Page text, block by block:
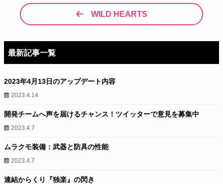
WILD HEARTS
最新記事一覧
2023年4月13日のアップデート内容
2023.4.14
開発チームへ声を届けるチャンス！ツイッターで意見を募集中
2023.4.7
ムラクモ装備：武器と防具の性能
2023.4.7
連結からくり『独楽』の閃き